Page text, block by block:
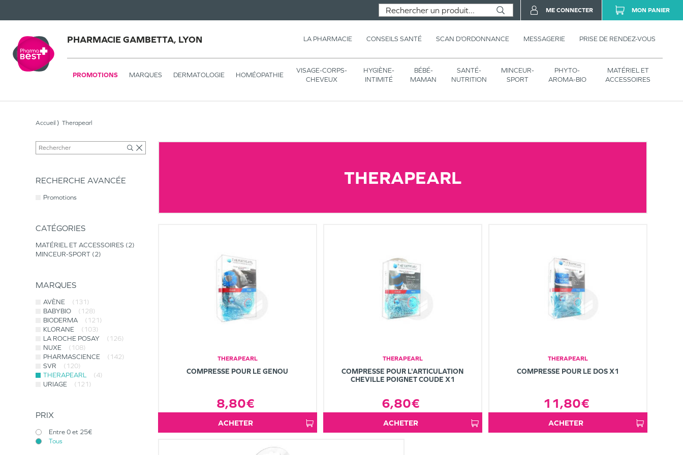
PHARMACIE GAMBETTA, LYON LA PHARMACIE CONSEILS SANTÉ SCAN D’ORDONNANCE MESSAGERIE PRISE DE RENDEZ-VOUS
PROMOTIONS MARQUES DERMATOLOGIE HOMÉOPATHIE
VISAGE-CORPS-
CHEVEUX
HYGIÈNE-
INTIMITÉ
BÉBÉ-
MAMAN
SANTÉ-
NUTRITION
MINCEUR-
SPORT
PHYTO-
AROMA-BIO
MATÉRIEL ET
ACCESSOIRES
ME CONNECTER MON PANIER
Accueil Therapearl
RECHERCHE AVANCÉE
Promotions
CATÉGORIES
MATÉRIEL ET ACCESSOIRES
2
MINCEUR-SPORT 2
MARQUES
AVÈNE
(131)
BABYBIO
(128)
BIODERMA
(121)
KLORANE
(103)
LA ROCHE POSAY
(126)
NUXE
(108)
PHARMASCIENCE
(142)
SVR
(120)
THERAPEARL
(4)
URIAGE
(121)
PRIX
Entre 0 et 25€
Tous
THERAPEARL
THERAPEARL
COMPRESSE POUR LE GENOU
8,80€
ACHETER
THERAPEARL
COMPRESSE POUR L'ARTICULATION
CHEVILLE POIGNET COUDE X1
6,80€
ACHETER
THERAPEARL
COMPRESSE POUR LE DOS X1
11,80€
ACHETER